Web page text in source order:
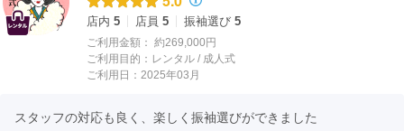
店内 5 店員 5 振袖選び 5
ご利用金額： 約269,000円
ご利用目的： レンタル / 成人式
ご利用日：2025年03月
スタッフの対応も良く、楽しく振袖選びができました